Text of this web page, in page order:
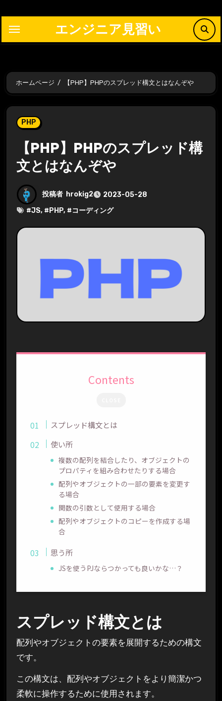
ッ
プ
エンジニア見習い
ホームページ 【PHP】PHPのスプレッド構文とはなんぞや
PHP
【PHP】PHPのスプレッド構
文とはなんぞや
投稿者 hrokig2
2023-05-28
#JS, # PHP, #コーディング
Contents
スプレッド構文とは
使い所
複数の配列を結合したり、オブジェクトの
プロパティを組み合わせたりする場合
配列やオブジェクトの一部の要素を変更す
る場合
関数の引数として使用する場合
配列やオブジェクトのコピーを作成する場
合
思う所
JSを使うPJならつかっても良いかな…？
スプレッド構文とは
配列やオブジェクトの要素を展開するための構文
です。
この構文は、配列やオブジェクトをより簡潔かつ
柔軟に操作するために使用されます。